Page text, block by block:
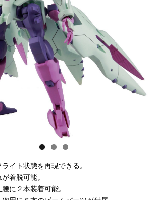
イト状態を再現できる。
着脱可能。
に２本装着可能。